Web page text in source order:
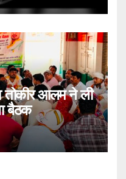
तोकीर आलम ने ली
बैठक